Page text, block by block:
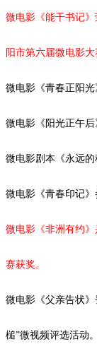
微电影《能干书记》
阳市第六届微电影大
微电影《青春正阳光
微电影《阳光正午后
微电影剧本《永远
微电影《青春印记》
微电影《非洲有约》
赛获奖。
微电影《父亲告状
槌”微视频评选活动。